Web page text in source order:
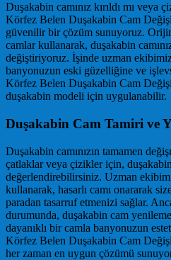
Duşakabin camınız kırıldı mı veya
Körfez Belen Duşakabin Cam
güvenilir bir çözüm sunuyoruz.
camlar kullanarak, duşakabin
değiştiriyoruz. İşinde uzman
banyonuzun eski güzelliğine ve
Körfez Belen Duşakabin Cam
duşakabin modeli için uygulanabilir.
Duşakabin Cam Tamiri ve
Duşakabin camınızın tamamen
çatlaklar veya çizikler için,
değerlendirebilirsiniz. Uzman
kullanarak, hasarlı camı onararak
paradan tasarruf etmenizi sağlar.
durumunda, duşakabin cam
dayanıklı bir camla banyonuzun
Körfez Belen Duşakabin Cam
her zaman en uygun çözümü